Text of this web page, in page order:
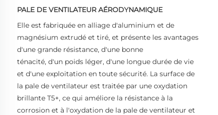
PALE DE VENTILATEUR AÉRODYNAMIQUE
Elle est fabriquée en alliage d'aluminium et de
magnésium extrudé et tiré, et présente les avantages
d'une grande résistance, d'une bonne
ténacité, d'un poids léger, d'une longue durée de vie
et d'une exploitation en toute sécurité. La surface de
la pale de ventilateur est traitée par une oxydation
brillante T5+, ce qui améliore la résistance à la
corrosion et à l'oxydation de la pale de ventilateur et